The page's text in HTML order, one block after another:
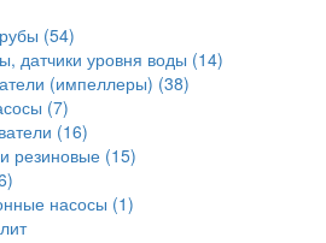
(54)
датчики уровня воды (14)
(импеллеры) (38)
(7)
(16)
резиновые (15)
насосы (1)